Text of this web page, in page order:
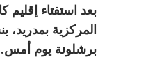
بعد استفتاء إقليم
برشلونة يوم أمس.